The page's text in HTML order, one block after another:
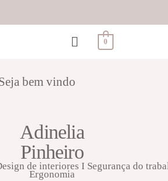
0
bem vindo
Adinelia
Pinheiro
de interiores I Segurança do
Ergonomia